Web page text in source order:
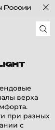
России
верха
при разных
с